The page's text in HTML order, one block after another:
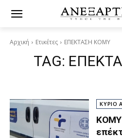
Αρχική Ετικέτες ΕΠΕΚΤΑΣΗ ΚΟΜΥ
TAG:
ΚΥΡΙΟ
ΚΟΜΥ